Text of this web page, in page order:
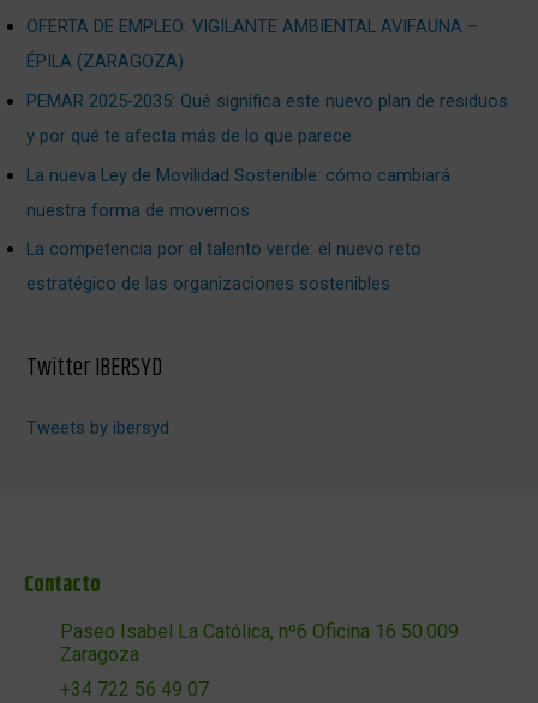
OFERTA DE EMPLEO: VIGILANTE AMBIENTAL AVIFAUNA –
ÉPILA (ZARAGOZA)
PEMAR 2025‑2035: Qué significa este nuevo plan de residuos
y por qué te afecta más de lo que parece
La nueva Ley de Movilidad Sostenible: cómo cambiará
nuestra forma de movernos
La competencia por el talento verde: el nuevo reto
estratégico de las organizaciones sostenibles
Twitter IBERSYD
Tweets by ibersyd
Contacto
Paseo Isabel La Católica, nº6 Oficina 16 50.009
Zaragoza
+34 722 56 49 07